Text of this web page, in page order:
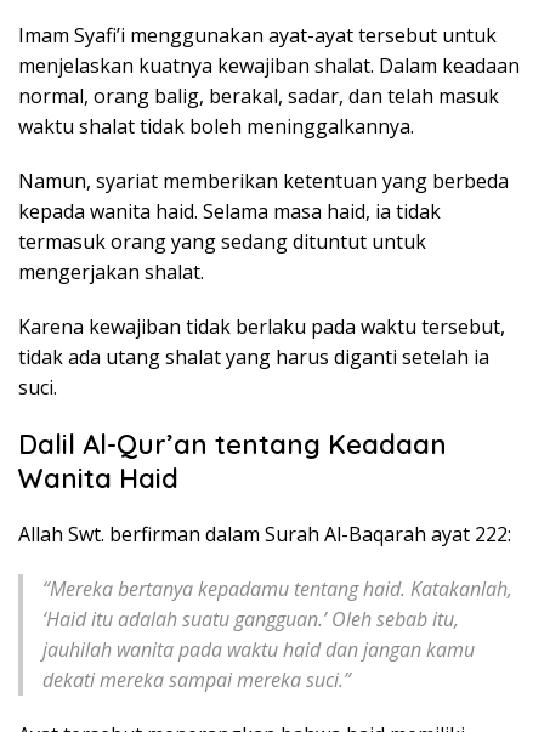
Imam Syafi’i menggunakan ayat-ayat tersebut untuk
menjelaskan kuatnya kewajiban shalat. Dalam keadaan
normal, orang balig, berakal, sadar, dan telah masuk
waktu shalat tidak boleh meninggalkannya.
Namun, syariat memberikan ketentuan yang berbeda
kepada wanita haid. Selama masa haid, ia tidak
termasuk orang yang sedang dituntut untuk
mengerjakan shalat.
Karena kewajiban tidak berlaku pada waktu tersebut,
tidak ada utang shalat yang harus diganti setelah ia
suci.
Dalil Al-Qur’an tentang Keadaan
Wanita Haid
Allah Swt. berfirman dalam Surah Al-Baqarah ayat 222:
“Mereka bertanya kepadamu tentang haid. Katakanlah,
‘Haid itu adalah suatu gangguan.’ Oleh sebab itu,
jauhilah wanita pada waktu haid dan jangan kamu
dekati mereka sampai mereka suci.”